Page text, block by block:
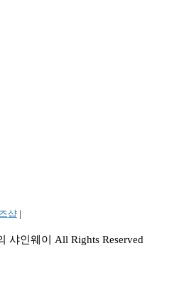
샵 |
샤인웨이 All Rights Reserved